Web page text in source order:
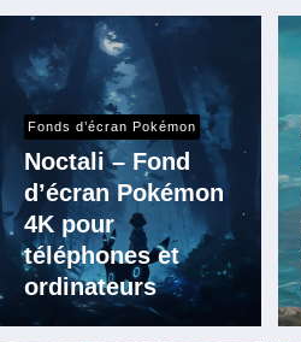
Fonds d’écran Pokémon
Noctali – Fond
d’écran Pokémon
4K pour
téléphones et
ordinateurs